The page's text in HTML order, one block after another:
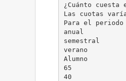
¿Cuánto
Las cuotas
Para el periodo
anual
semestral
verano
Alumno
65
40